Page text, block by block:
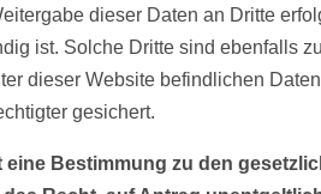
dieser Daten an Dritte
ist. Solche Dritte sind ebenfalls
dieser Website befindlichen
gesichert.
eine Bestimmung zu den